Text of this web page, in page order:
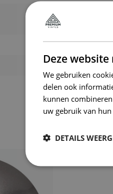
110 Micron
1,52 meter
Air bubble
Deze
We gebruiken
delen ook
kunnen
uw gebruik van
DETAILS